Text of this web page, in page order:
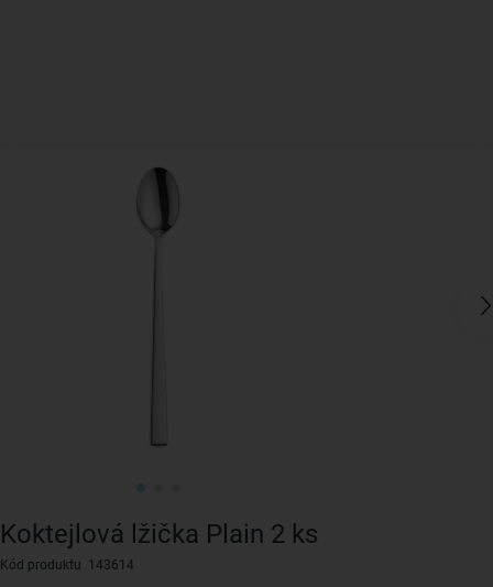
Koktejlová lžička Plain 2 ks
Kód produktu 143614